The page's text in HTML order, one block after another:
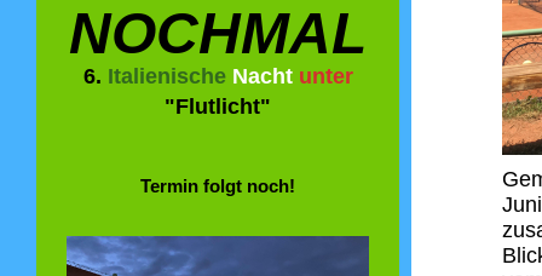
NOCHMAL
6. Italienische Nacht unter
"Flutlicht"
Termin folgt noch!